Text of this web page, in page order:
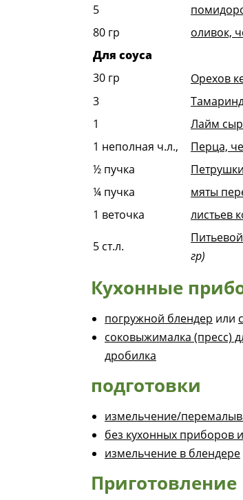
5
80 гр
оливок,
Для соуса
30 гр
Орехов
3
1
Лайм
1 неполная ч.л., Перца,
½ пучка
¼ пучка мяты
1 веточка листьев
5 ст.л.
гр)
Кухонные
погружной блендер или
соковыжималка (пресс)
дробилка
подготовки
измельчение/
без кухонных приборов
измельчение в блендере
Приготовление